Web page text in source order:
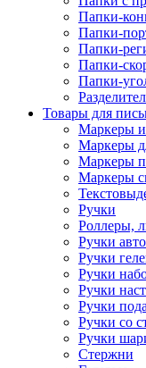
Папки-
Папки-
Папки-
Папки-
Папки-
Товары для
Маркеры и
Маркеры
Маркеры
Маркеры
Ручки
Роллеры,
Ручки
Ручки
Ручки
Ручки
Ручки
Ручки со
Ручки
Стержни